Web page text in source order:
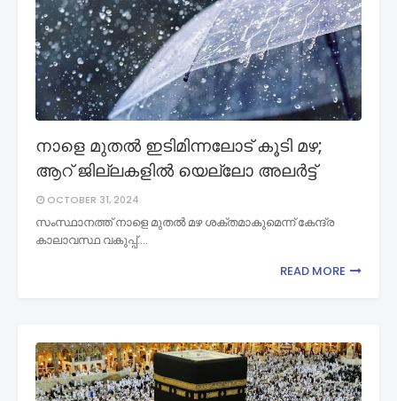
നാളെ മുതൽ ഇടിമിന്നലോട് കൂടി മഴ;
ആറ് ജില്ലകളിൽ യെല്ലോ അലര്‍ട്ട്
OCTOBER 31, 2024
സംസ്ഥാനത്ത് നാളെ മുതല്‍ മഴ ശക്തമാകുമെന്ന് കേന്ദ്ര
കാലാവസ്ഥ വകുപ്പ്.…
READ MORE